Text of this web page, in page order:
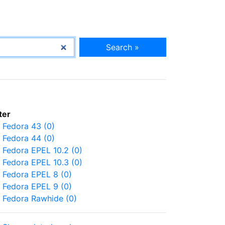
Search »
Fedora 43 (0)
Fedora 44 (0)
Fedora EPEL 10.2 (0)
Fedora EPEL 10.3 (0)
Fedora EPEL 8 (0)
Fedora EPEL 9 (0)
Fedora Rawhide (0)